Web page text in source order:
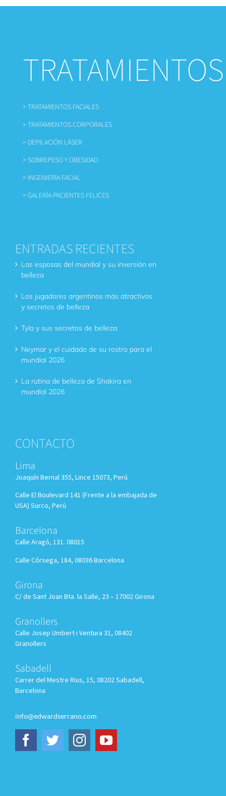
CONTACTO
Lima
Joaquín Bernal 355, Lince 15073, Perú
Calle El Boulevard 141 (Frente a la embajada de
USA) Surco, Perú
Barcelona
Calle Aragó, 131. 08015
Calle Córsega, 184, 08036 Barcelona
Girona
C/ de Sant Joan Bta. la Salle, 23 – 17002 Girona
Granollers
Calle Josep Umbert i Ventura 31, 08402
Granollers
Sabadell
Carrer del Mestre Rius, 15, 08202 Sabadell,
Barcelona
info@edwardserrano.com
ENTRADAS RECIENTES
Las esposas del mundial y su inversión en
belleza
Los jugadores argentinos más atractivos
y secretos de belleza
Tyla y sus secretos de belleza
Neymar y el cuidado de su rostro para el
mundial 2026
La rutina de belleza de Shakira en
mundial 2026
TRATAMIENTOS
> TRATAMIENTOS FACIALES
> TRATAMIENTOS CORPORALES
> DEPILACIÓN LÁSER
> SOBREPESO Y OBESIDAD
> INGENIERÍA FACIAL
> GALERÍA PACIENTES FELICES